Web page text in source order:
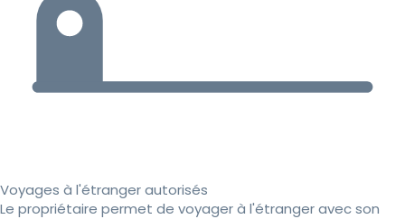
Voyages à l'étranger autorisés
Le propriétaire permet de voyager à l'étranger avec son